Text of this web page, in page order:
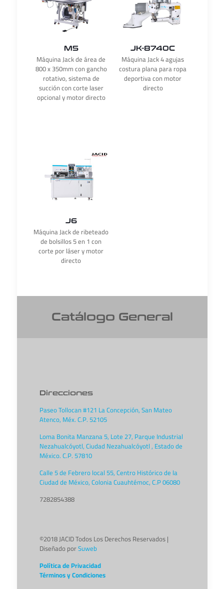
M5
Máquina Jack de área de
800 x 350mm con gancho
rotativo, sistema de
succión con corte laser
opcional y motor directo
JK-8740C
Máquina Jack 4 agujas
costura plana para ropa
deportiva con motor
directo
J6
Máquina Jack de ribeteado
de bolsillos 5 en 1 con
corte por láser y motor
directo
Catálogo General
Direcciones
Paseo Tollocan #121 La Concepción, San Mateo
Atenco, Méx. C.P. 52105
Loma Bonita Manzana 5, Lote 27, Parque Industrial
Nezahualcóyotl, Ciudad Nezahualcóyotl , Estado de
México. C.P. 57810
Calle 5 de Febrero local 55, Centro Histórico de la
Ciudad de México, Colonia Cuauhtémoc, C.P 06080
7282854388
©2018 JACID Todos Los Derechos Reservados |
Diseñado porSuweb
Política de Privacidad
Términos y Condiciones